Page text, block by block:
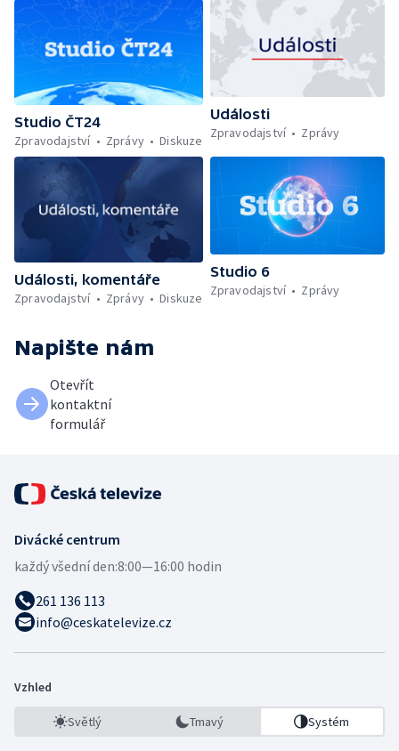
Studio ČT24
Zpravodajství
Zprávy Diskuze
Události
Zpravodajství
Zprávy
Události, komentáře
Zpravodajství
Zprávy Diskuze
Studio 6
Zpravodajství
Zprávy
Napište nám
Otevřít
kontaktní
formulář
Divácké centrum
každý všední den:8:00—16:00 hodin
261 136 113
info@ceskatelevize.cz
Vzhled
Světlý Tmavý Systém